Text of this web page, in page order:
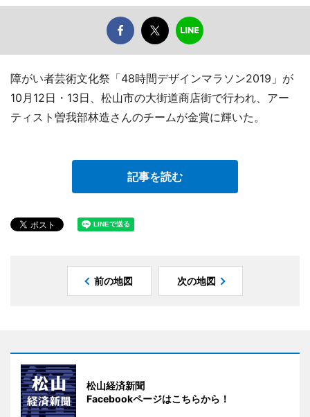
障がい者芸術文化祭「48時間デザインマラソン2019」が
10月12日・13日、松山市の大街道商店街で行われ、アー
ティスト曽我部林造さんのチームが金賞に輝いた。
記事を読む
前の地図 次の地図
松山経済新聞
Facebookページはこちらから！